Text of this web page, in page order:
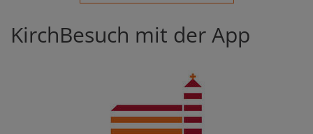
KirchBesuch mit der App